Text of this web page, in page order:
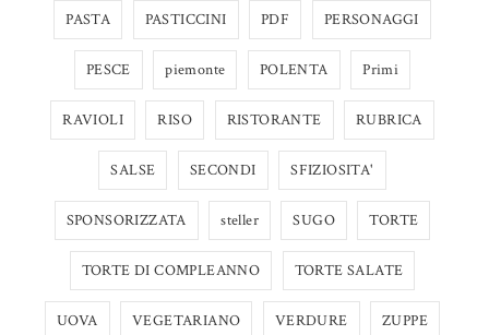
PASTA PASTICCINI PDF PERSONAGGI
PESCE piemonte POLENTA Primi
RAVIOLI RISO RISTORANTE RUBRICA
SALSE SECONDI SFIZIOSITA'
SPONSORIZZATA steller SUGO TORTE
TORTE DI COMPLEANNO TORTE SALATE
UOVA VEGETARIANO VERDURE ZUPPE